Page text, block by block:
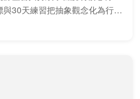
與30天練習把抽象觀念化為行